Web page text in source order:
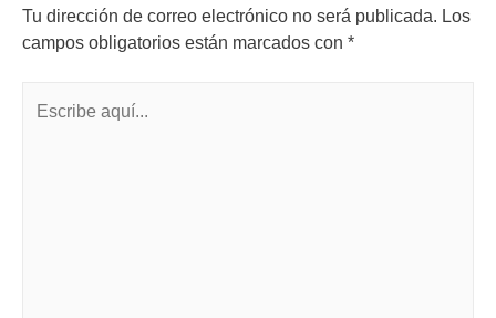
Tu dirección de correo electrónico no será publicada. Los
campos obligatorios están marcados con *